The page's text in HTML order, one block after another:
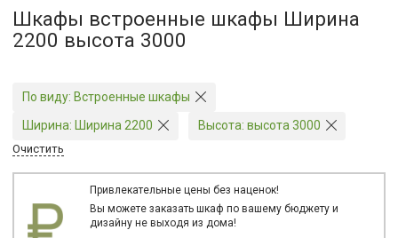
Шкафы встроенные шкафы Ширина
2200 высота 3000
По виду: Встроенные шкафы
Ширина: Ширина 2200 Высота: высота 3000
Очистить
Привлекательные цены без наценок!
Вы можете заказать шкаф по вашему бюджету и
дизайну не выходя из дома!